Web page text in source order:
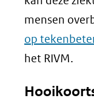
mensen
op
het RIVM.